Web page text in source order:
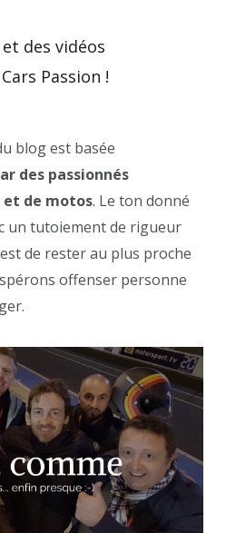
des vidéos
Passion !
blog est basée
des passionnés
de motos. Le ton donné
un tutoiement de rigueur
de rester au plus proche
offenser personne